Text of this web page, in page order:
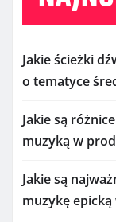
Jakie ścieżki
o tematyce
Jakie są
muzyką w
Jakie są
muzykę